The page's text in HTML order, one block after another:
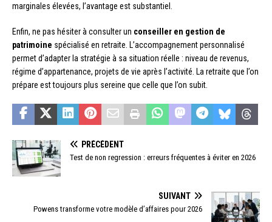
marginales élevées, l’avantage est substantiel.
Enfin, ne pas hésiter à consulter un conseiller en gestion de
patrimoine spécialisé en retraite. L’accompagnement personnalisé
permet d’adapter la stratégie à sa situation réelle : niveau de revenus,
régime d’appartenance, projets de vie après l’activité. La retraite que l’on
prépare est toujours plus sereine que celle que l’on subit.
PRÉCÉDENT
Test de non regression : erreurs fréquentes à éviter en 2026
SUIVANT
Powens transforme votre modèle d’affaires pour 2026